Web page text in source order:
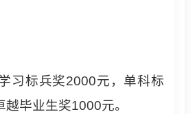
习标兵奖2000元，单科标
毕业生奖1000元。